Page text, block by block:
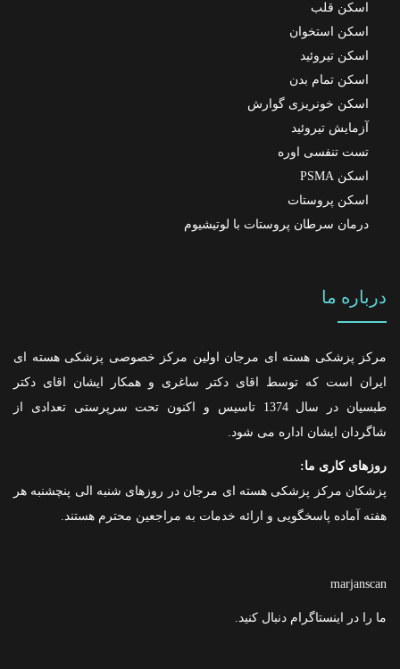
اسکن قلب
اسکن استخوان
اسکن تیروئید
اسکن تمام بدن
اسکن خونریزی گوارش
آزمایش تیروئید
تست تنفسی اوره
اسکن PSMA
اسکن پروستات
درمان سرطان پروستات با لوتیشیوم
درباره ما
مرکز پزشکی هسته ای مرجان اولین مرکز خصوصی پزشکی هسته ای
ایران است که توسط اقای دکتر ساغری و همکار ایشان اقای دکتر
طبسیان در سال 1374 تاسیس و اکنون تحت سرپرستی تعدادی از
شاگردان ایشان اداره می شود.
روزهای کاری ما:
پزشکان مرکز پزشکی هسته ای مرجان در روزهای شنبه الی پنچشنبه هر
هفته آماده پاسخگویی و ارائه خدمات به مراجعین محترم هستند.
marjanscan
ما را در اینستاگرام دنبال کنید.